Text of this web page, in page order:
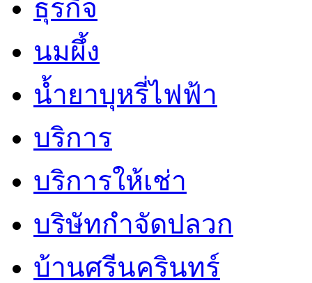
ธุรกิจ
นมผึ้ง
น้ำยาบุหรี่ไฟฟ้า
บริการ
บริการให้เช่า
บริษัทกำจัดปลวก
บ้านศรีนครินทร์